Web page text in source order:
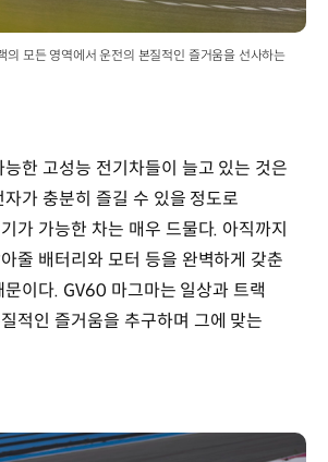
의 모든 영역에서 운전의 본질적인 즐거움을 선사하는
한 고성능 전기차들이 늘고 있는 것은
가 충분히 즐길 수 있을 정도로
가 가능한 차는 매우 드물다. 아직까지
줄 배터리와 모터 등을 완벽하게 갖춘
이다. GV60 마그마는 일상과 트랙
적인 즐거움을 추구하며 그에 맞는